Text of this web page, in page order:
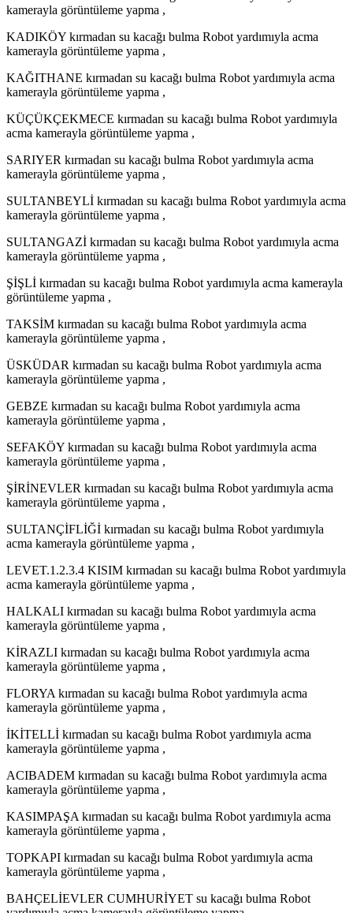
kamerayla görüntüleme yapma ,
KADIKÖY kırmadan su kacağı bulma Robot yardımıyla acma
kamerayla görüntüleme yapma ,
KAĞITHANE kırmadan su kacağı bulma Robot yardımıyla acma
kamerayla görüntüleme yapma ,
KÜÇÜKÇEKMECE kırmadan su kacağı bulma Robot yardımıyla
acma kamerayla görüntüleme yapma ,
SARIYER kırmadan su kacağı bulma Robot yardımıyla acma
kamerayla görüntüleme yapma ,
SULTANBEYLİ kırmadan su kacağı bulma Robot yardımıyla acma
kamerayla görüntüleme yapma ,
SULTANGAZİ kırmadan su kacağı bulma Robot yardımıyla acma
kamerayla görüntüleme yapma ,
ŞİŞLİ kırmadan su kacağı bulma Robot yardımıyla acma kamerayla
görüntüleme yapma ,
TAKSİM kırmadan su kacağı bulma Robot yardımıyla acma
kamerayla görüntüleme yapma ,
ÜSKÜDAR kırmadan su kacağı bulma Robot yardımıyla acma
kamerayla görüntüleme yapma ,
GEBZE kırmadan su kacağı bulma Robot yardımıyla acma
kamerayla görüntüleme yapma ,
SEFAKÖY kırmadan su kacağı bulma Robot yardımıyla acma
kamerayla görüntüleme yapma ,
ŞİRİNEVLER kırmadan su kacağı bulma Robot yardımıyla acma
kamerayla görüntüleme yapma ,
SULTANÇİFLİĞİ kırmadan su kacağı bulma Robot yardımıyla
acma kamerayla görüntüleme yapma ,
LEVET.1.2.3.4 KISIM kırmadan su kacağı bulma Robot yardımıyla
acma kamerayla görüntüleme yapma ,
HALKALI kırmadan su kacağı bulma Robot yardımıyla acma
kamerayla görüntüleme yapma ,
KİRAZLI kırmadan su kacağı bulma Robot yardımıyla acma
kamerayla görüntüleme yapma ,
FLORYA kırmadan su kacağı bulma Robot yardımıyla acma
kamerayla görüntüleme yapma ,
İKİTELLİ kırmadan su kacağı bulma Robot yardımıyla acma
kamerayla görüntüleme yapma ,
ACIBADEM kırmadan su kacağı bulma Robot yardımıyla acma
kamerayla görüntüleme yapma ,
KASIMPAŞA kırmadan su kacağı bulma Robot yardımıyla acma
kamerayla görüntüleme yapma ,
TOPKAPI kırmadan su kacağı bulma Robot yardımıyla acma
kamerayla görüntüleme yapma ,
BAHÇELİEVLER CUMHURİYET su kacağı bulma Robot